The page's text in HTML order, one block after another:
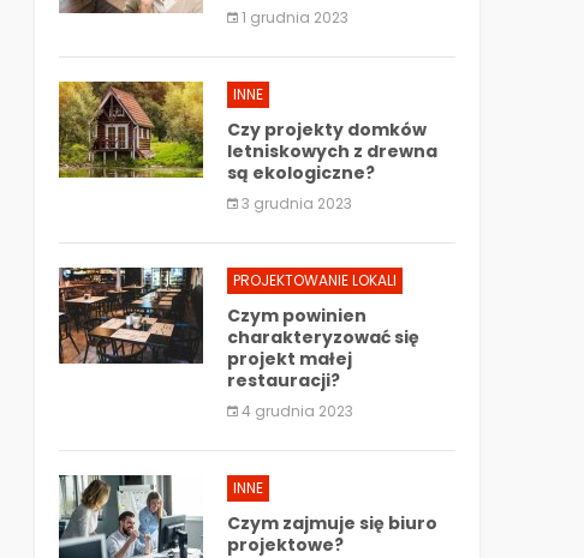
1 grudnia 2023
INNE
Czy projekty domków
letniskowych z drewna
są ekologiczne?
3 grudnia 2023
PROJEKTOWANIE LOKALI
Czym powinien
charakteryzować się
projekt małej
restauracji?
4 grudnia 2023
INNE
Czym zajmuje się biuro
projektowe?